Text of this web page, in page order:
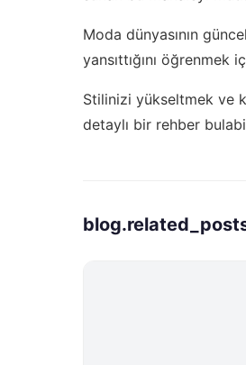
Moda dünyasının
yansıttığını öğrenmek
Stilinizi yükseltmek ve
detaylı bir rehber